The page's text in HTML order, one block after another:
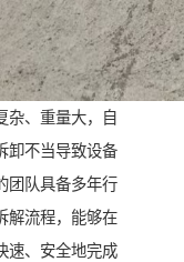
杂、重量大，自
卸不当导致设备
团队具备多年行
解流程，能够在
速、安全地完成